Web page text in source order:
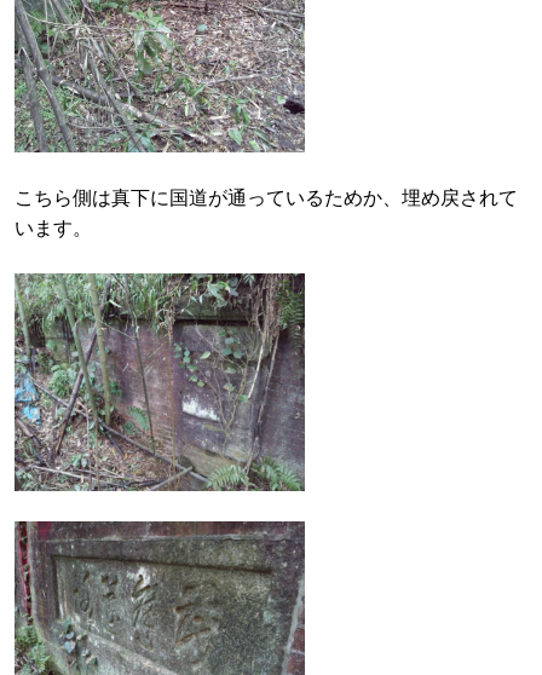
こちら側は真下に国道が通っているためか、埋め戻されて
います。